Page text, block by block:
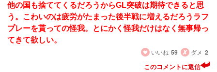
他の国も捨ててくるだろうからGL突破は期待できると思
う。こわいのは疲労がたまった後半戦に増えるだろうラフ
プレーを貰っての怪我。とにかく怪我だけはなく無事帰っ
てきて欲しい。
いいね 59 ダメ 2
このコメントに返信